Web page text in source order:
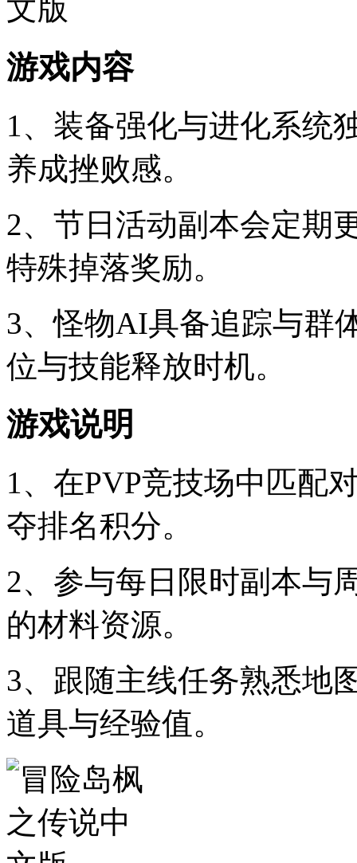
游戏内容
1、装备强化与进化系统
养成挫败感。
2、节日活动副本会定期
特殊掉落奖励。
3、怪物AI具备追踪与群
位与技能释放时机。
游戏说明
1、在PVP竞技场中匹配
夺排名积分。
2、参与每日限时副本与
的材料资源。
3、跟随主线任务熟悉地
道具与经验值。